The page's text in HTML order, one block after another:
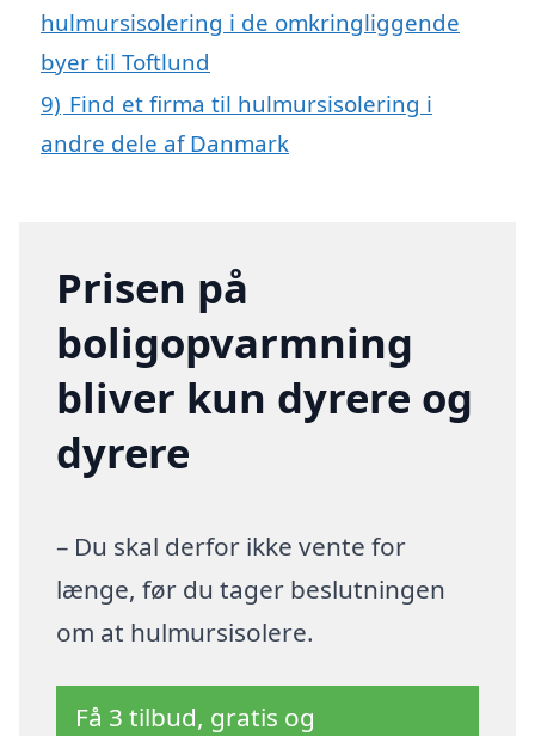
hulmursisolering i de omkringliggende
byer til Toftlund
9) Find et firma til hulmursisolering i
andre dele af Danmark
Prisen på
boligopvarmning
bliver kun dyrere og
dyrere
– Du skal derfor ikke vente for
længe, før du tager beslutningen
om at hulmursisolere.
Få 3 tilbud, gratis og